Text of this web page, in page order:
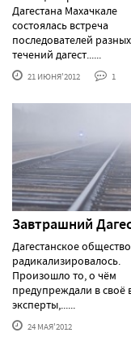
Дагестана Махачкале
состоялась встреча
последователей разных
течений дагест......
21 ИЮНЯ'2012 1
Завтрашний
Дагестанское общество
радикализировалось.
Произошло то, о чём
предупреждали в своё
эксперты,......
24 МАЯ'2012